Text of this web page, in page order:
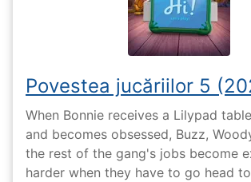
Povestea jucăriilor 5
When Bonnie receives a Lilypad
and becomes obsessed, Buzz,
the rest of the gang's jobs become
harder when they have to go head